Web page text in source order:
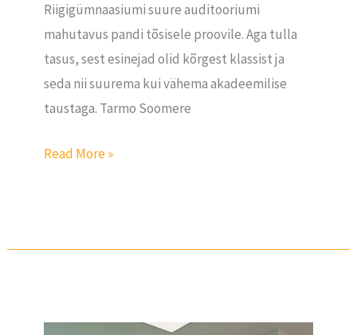
Riigigümnaasiumi suure auditooriumi
mahutavus pandi tõsisele proovile. Aga tulla
tasus, sest esinejad olid kõrgest klassist ja
seda nii suurema kui vähema akadeemilise
taustaga. Tarmo Soomere
Read More »